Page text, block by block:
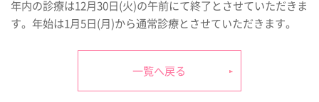
年内の診療は12月30日(火)の午前にて終了とさせていただきま
す。年始は1月5日(月)から通常診療とさせていただきます。
一覧へ戻る